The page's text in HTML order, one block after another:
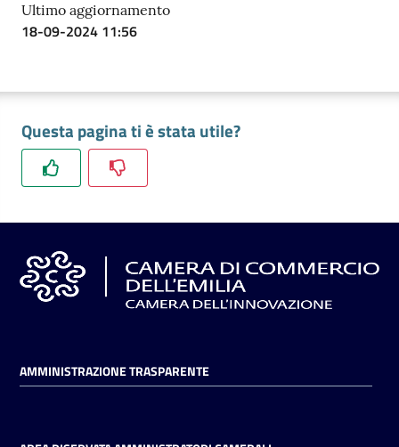
Ultimo aggiornamento
18-09-2024 11:56
Questa pagina ti è stata utile?
AMMINISTRAZIONE TRASPARENTE